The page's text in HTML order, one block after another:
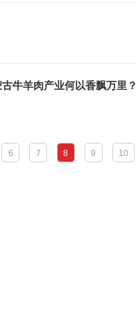
牛羊肉产业何以香飘万里？
6 7 8 9 10